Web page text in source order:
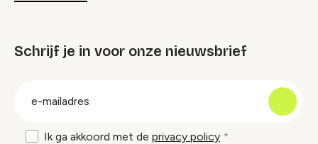
Schrijf je in voor onze nieuwsbrief
Ik ga akkoord met de privacy policy